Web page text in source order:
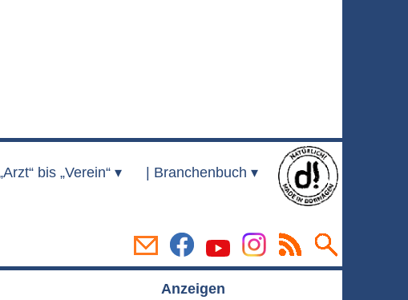
bis „Verein“ ▾ Branchenbuch ▾
Anzeigen